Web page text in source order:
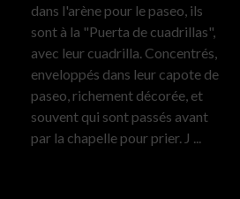
dans l'arène pour le paseo, ils
sont à la "Puerta de cuadrillas",
avec leur cuadrilla. Concentrés,
enveloppés dans leur capote de
paseo, richement décorée, et
souvent qui sont passés avant
par la chapelle pour prier. J ...